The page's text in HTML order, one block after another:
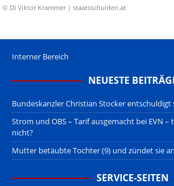
© DI Viktor Krammer | staatsschulden.at
Interner Bereich
NEUESTE
Bundeskanzler Christian Stocker entschuldigt
Strom und OBS – Tarif ausgemacht bei EVN
nicht?
Mutter betäubte Tochter (9) und zündet sie an
SERVICE-SEITEN